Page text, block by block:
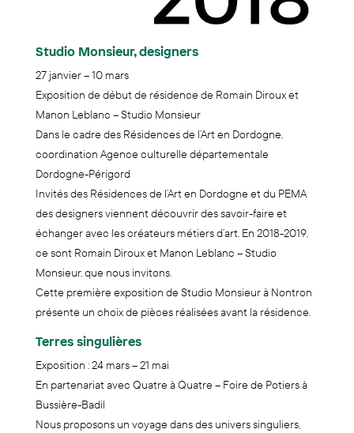
Studio Monsieur, designers
27 janvier – 10 mars
Exposition de début de résidence de Romain Diroux et
Manon Leblanc – Studio Monsieur
Dans le cadre des Résidences de l’Art en Dordogne,
coordination Agence culturelle départementale
Dordogne-Périgord
Invités des Résidences de l’Art en Dordogne et du PEMA
des designers viennent découvrir des savoir-faire et
échanger avec les créateurs métiers d’art. En 2018-2019,
ce sont Romain Diroux et Manon Leblanc – Studio
Monsieur, que nous invitons.
Cette première exposition de Studio Monsieur à Nontron
présente un choix de pièces réalisées avant la résidence.
Terres singulières
Exposition : 24 mars – 21 mai
En partenariat avec Quatre à Quatre – Foire de Potiers à
Bussière-Badil
Nous proposons un voyage dans des univers singuliers,